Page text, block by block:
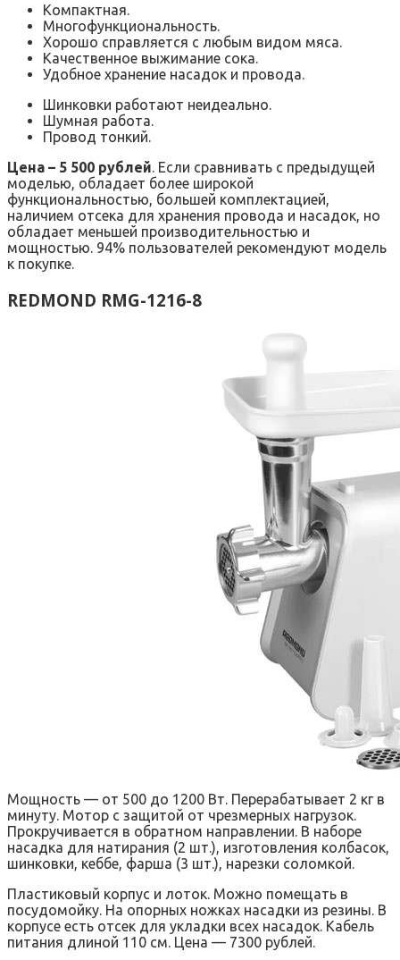
Компактная.
Многофункциональность.
Хорошо справляется с любым видом мяса.
Качественное выжимание сока.
Удобное хранение насадок и провода.
Шинковки работают неидеально.
Шумная работа.
Провод тонкий.
Цена – 5 500 рублей. Если сравнивать с предыдущей
моделью, обладает более широкой
функциональностью, большей комплектацией,
наличием отсека для хранения провода и насадок, но
обладает меньшей производительностью и
мощностью. 94% пользователей рекомендуют модель
к покупке.
REDMOND RMG-1216-8
Мощность — от 500 до 1200 Вт. Перерабатывает 2 кг в
минуту. Мотор с защитой от чрезмерных нагрузок.
Прокручивается в обратном направлении. В наборе
насадка для натирания (2 шт.), изготовления колбасок,
шинковки, кеббе, фарша (3 шт.), нарезки соломкой.
Пластиковый корпус и лоток. Можно помещать в
посудомойку. На опорных ножках насадки из резины. В
корпусе есть отсек для укладки всех насадок. Кабель
питания длиной 110 см. Цена — 7300 рублей.